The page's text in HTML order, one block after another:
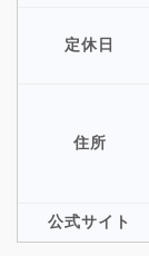
定休日
住所
公式サイト